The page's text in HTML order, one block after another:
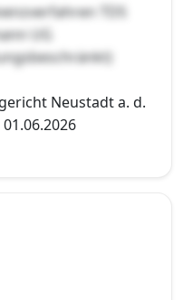
TDS
UG
Neustadt a. d.
01.06.2026